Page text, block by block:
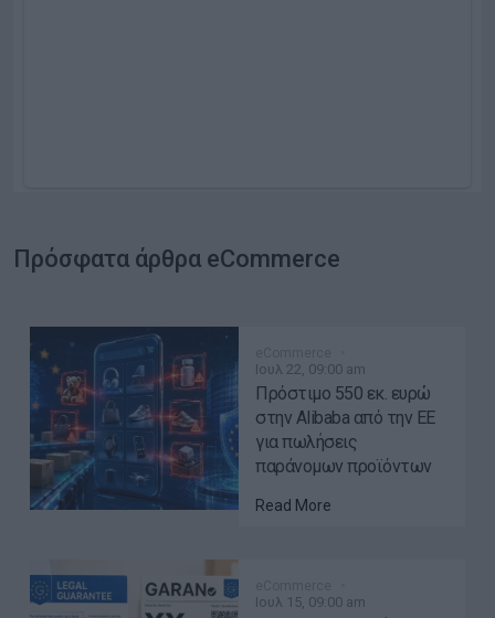
Πρόσφατα άρθρα eCommerce
Ιουλ 22, 09:00 am
Πρόστιμο 550 εκ. ευρώ
στην Alibaba από την ΕΕ
για πωλήσεις
παράνομων προϊόντων
Read More
Ιουλ 15, 09:00 am